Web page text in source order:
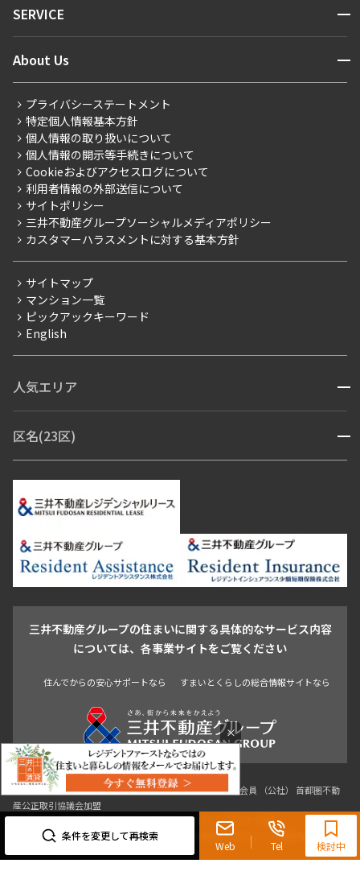
条件を変更して再検索
Web Tel
0120-321-719
9:30~18:00（水曜定休）
検討中
新着情報から探す
新着募集情報
こだわりから探す
こだわり一覧
プレミアムマンション
新築
当社限定（港区・渋谷区）
当社限定（港区・渋谷区以外）
三井不動産企画
賃料改定
フリーレント
ペット可
ブランドマンション
マンションレポート
住まいのコラム
SERVICE 開閉
会員ページ
ご入居・提携サービス
お部屋探しからご契約まで
よくあるご質問
社宅紹介
【仲介会社様向け】当社仲介事業部取り扱い物件入居申込
About Us 開閉
会社情報
事業案内
採用情報
ニュースリリース
お問い合わせ
プライバシーステートメント
特定個人情報基本方針
個人情報の取り扱いについて
個人情報の開示等手続きについて
Cookieおよびアクセスログについて
利用者情報の外部送信について
サイトポリシー
三井不動産グループソーシャルメディアポリシー
カスタマーハラスメントに対する基本方針
サイトマップ
マンション一覧
ピックアックキーワード
English
人気エリア 開閉
青山・表参道・原宿
芝浦・汐留・品川
月島・勝どき・豊洲
目白・高田馬場・早稲田
中野・荻窪
池尻大橋・三軒茶屋
祐天寺・学芸大学・自由が丘
駒沢・用賀・二子玉川
成城・砧
池袋・板橋・王子
青山 渋谷 東京・大手町 新宿 品川
目黒・中目黒
区名(23区) 開閉
豊島区
杉並区 板橋区
葛飾区
江戸川区
三井不動産グループの住まいに関する具体的なサービス内容
については、各事業サイトをご覧ください
住んでからの安心サポートなら
すまいとくらしの総合情報サイトなら
東京都知事（3）第96482号 （一社） 不動産流通経営協会会員 （公社） 首都圏不動
産公正取引協議会加盟
×